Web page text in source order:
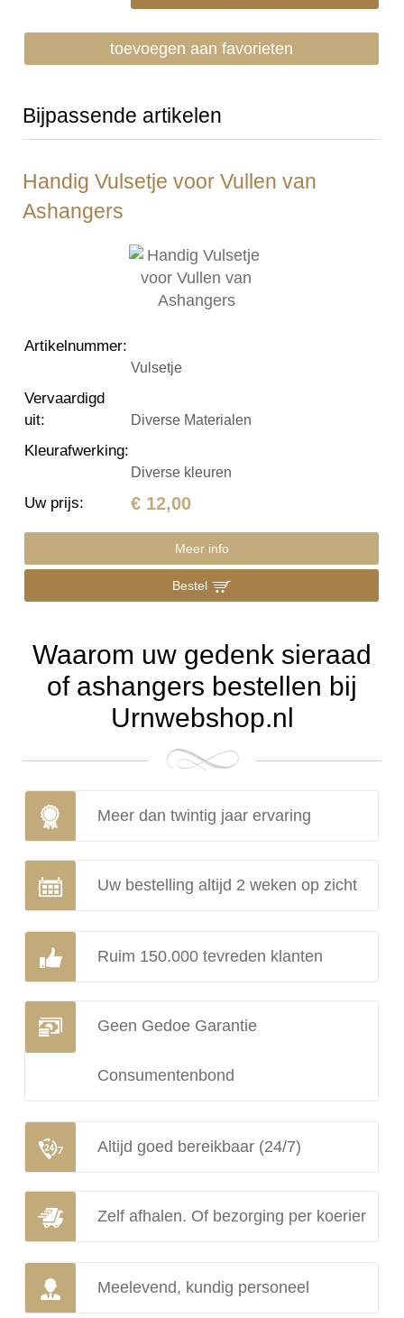
toevoegen aan favorieten
Bijpassende artikelen
Handig Vulsetje voor Vullen van
Ashangers
Artikelnummer:
Vulsetje
Vervaardigd
uit: Diverse Materialen
Kleurafwerking:
Diverse kleuren
Uw prijs: € 12,00
Meer info
Bestel
Waarom uw gedenk sieraad
of ashangers bestellen bij
Urnwebshop.nl
Meer dan twintig jaar ervaring
Uw bestelling altijd 2 weken op zicht
Ruim 150.000 tevreden klanten
Geen Gedoe Garantie
Consumentenbond
Altijd goed bereikbaar (24/7)
Zelf afhalen. Of bezorging per koerier
Meelevend, kundig personeel